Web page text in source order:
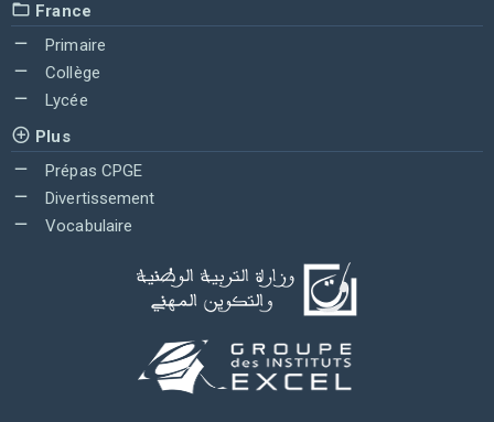
France
Primaire
Collège
Lycée
Plus
Prépas CPGE
Divertissement
Vocabulaire